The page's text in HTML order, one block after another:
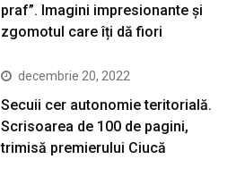
praf”. Imagini impresionante și
zgomotul care îți dă fiori
decembrie 20, 2022
Secuii cer autonomie teritorială.
Scrisoarea de 100 de pagini,
trimisă premierului Ciucă